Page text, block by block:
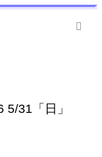
31「日」